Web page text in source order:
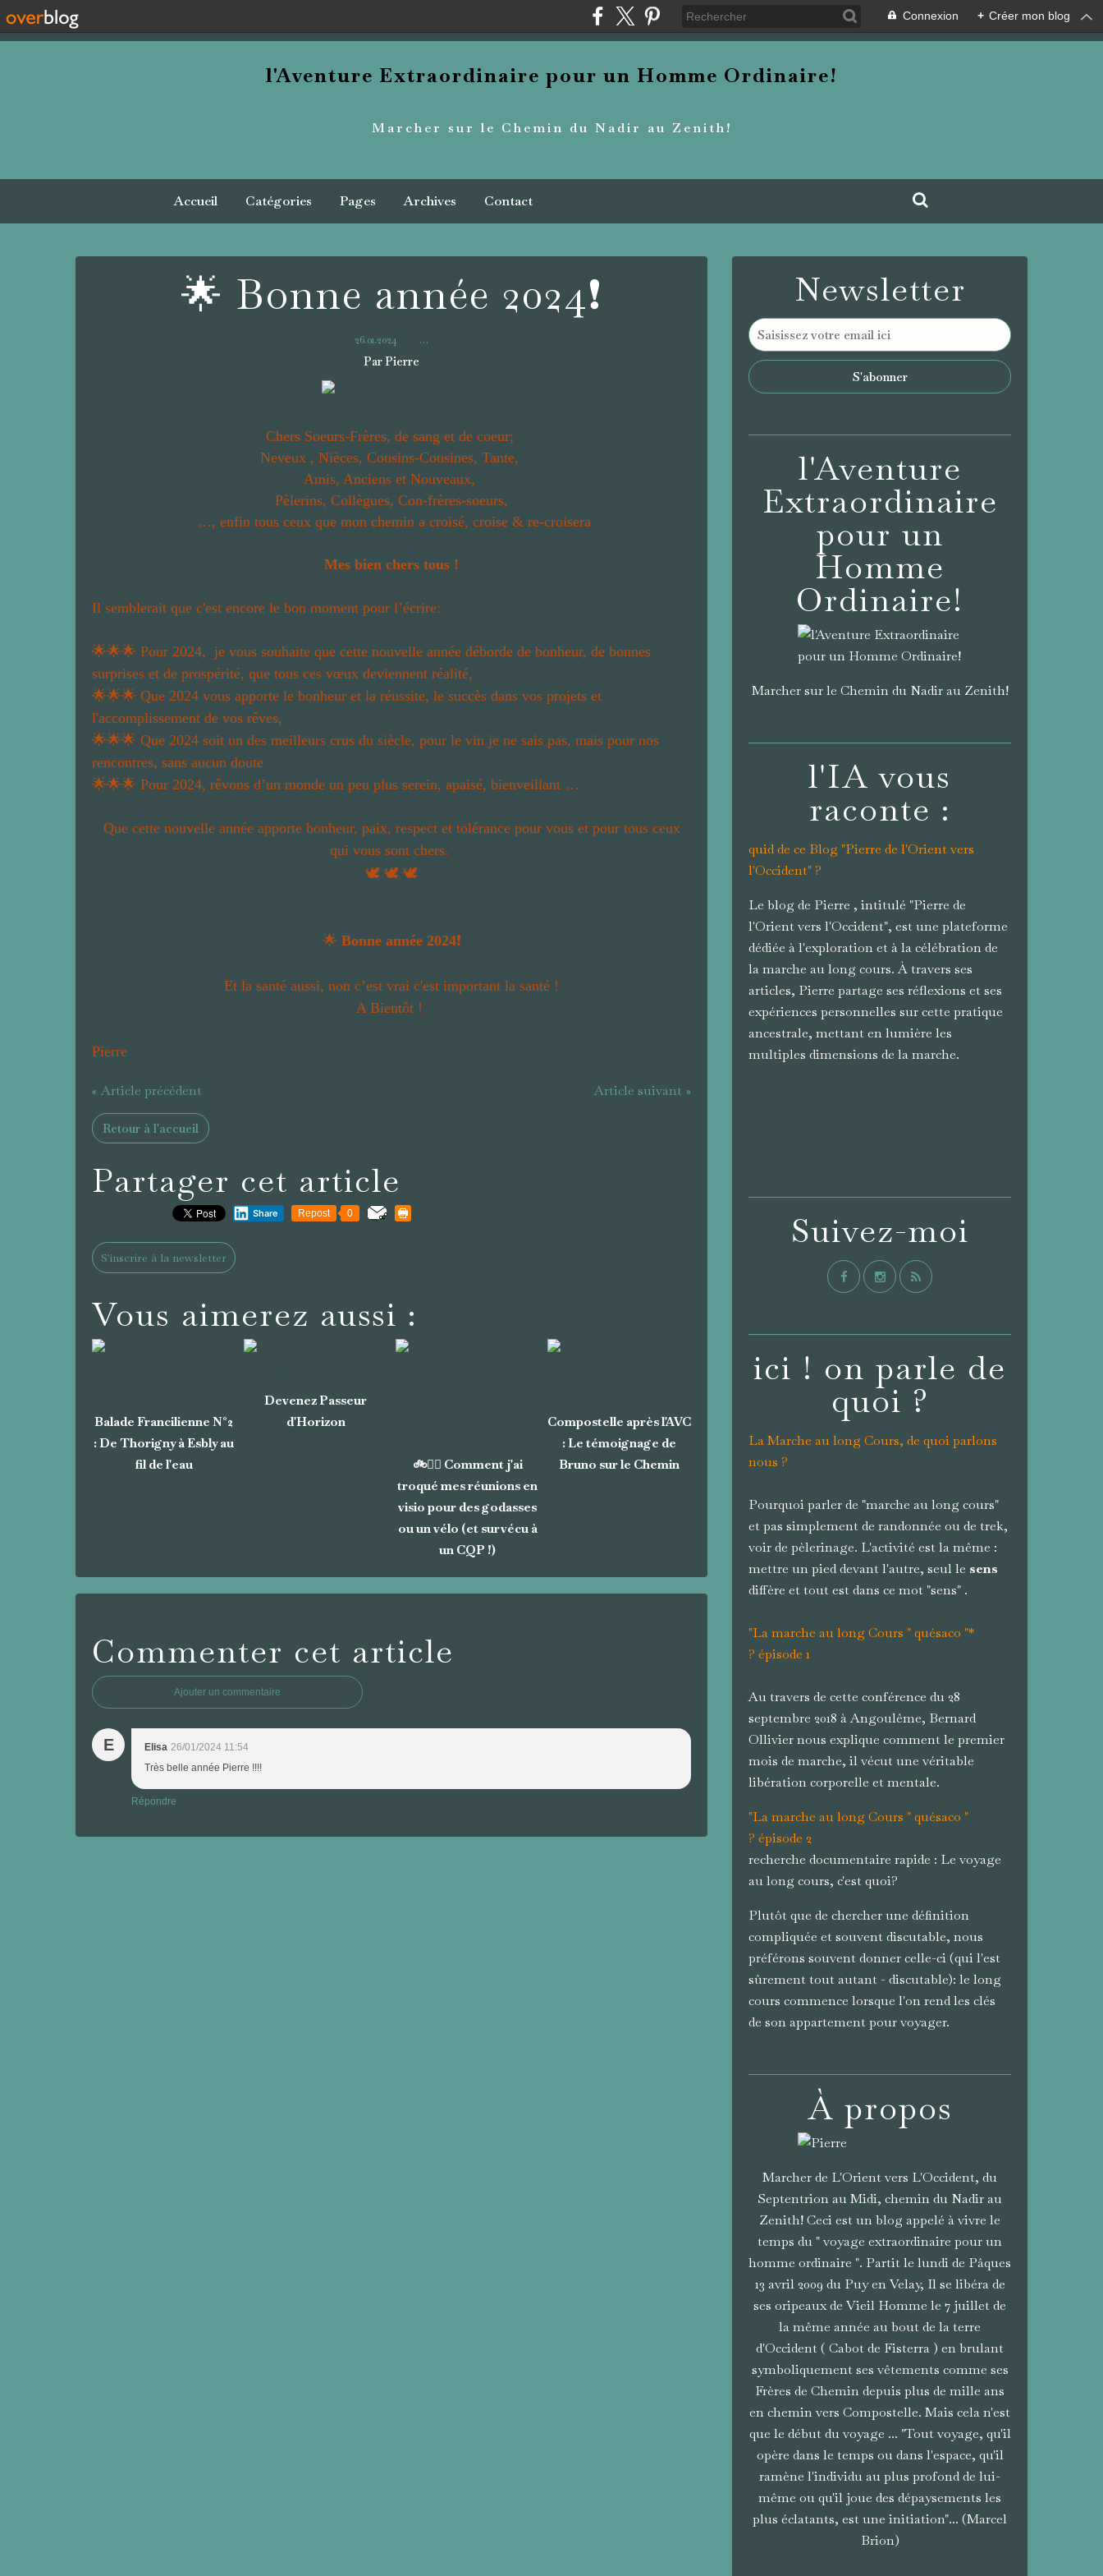
Connexion + Créer mon blog
l'Aventure Extraordinaire pour un Homme Ordinaire!
Marcher sur le Chemin du Nadir au Zenith!
Accueil Catégories Pages Archives Contact
🌟 Bonne année 2024❗️
26.01.2024 …
Par Pierre
Chers Soeurs-Frères, de sang et de coeur;
Neveux , Nièces, Cousins-Cousines, Tante,
Amis, Anciens et Nouveaux,
Pèlerins, Collègues, Con-frères-soeurs,
…, enfin tous ceux que mon chemin a croisé, croise & re-croisera
Mes bien chers tous !
Il semblerait que c'est encore le bon moment pour l’écrire:
🌟🌟🌟 Pour 2024, je vous souhaite que cette nouvelle année déborde de bonheur, de bonnes
surprises et de prospérité, que tous ces vœux deviennent réalité,
🌟🌟🌟 Que 2024 vous apporte le bonheur et la réussite, le succès dans vos projets et
l'accomplissement de vos rêves,
🌟🌟🌟 Que 2024 soit un des meilleurs crus du siècle, pour le vin je ne sais pas, mais pour nos
rencontres, sans aucun doute
🌟🌟🌟 Pour 2024, rêvons d’un monde un peu plus serein, apaisé, bienveillant …
Que cette nouvelle année apporte bonheur, paix, respect et tolérance pour vous et pour tous ceux
qui vous sont chers.
🕊️ 🕊️ 🕊️
🌟 Bonne année 2024❗️
Et la santé aussi, non c’est vrai c'est important la santé !
A Bientôt !
Pierre
« Article précédent Article suivant »
Retour à l'accueil
Partager cet article
Share Repost 0
S'inscrire à la newsletter
Vous aimerez aussi :
Balade Francilienne N°2
: De Thorigny à Esbly au
fil de l'eau
Devenez Passeur
d'Horizon
🚲🚶‍♂️ Comment j'ai
troqué mes réunions en
visio pour des godasses
ou un vélo (et survécu à
un CQP !)
Compostelle après l'AVC
: Le témoignage de
Bruno sur le Chemin
Commenter cet article
Ajouter un commentaire
E Elisa 26/01/2024 11:54
Très belle année Pierre !!!!
Répondre
Newsletter
l'Aventure
Extraordinaire
pour un
Homme
Ordinaire!
Marcher sur le Chemin du Nadir au Zenith!
Suivez-moi
À propos
Marcher de L'Orient vers L'Occident, du
Septentrion au Midi, chemin du Nadir au
Zenith! Ceci est un blog appelé à vivre le
temps du " voyage extraordinaire pour un
homme ordinaire ". Partit le lundi de Pâques
13 avril 2009 du Puy en Velay, Il se libéra de
ses oripeaux de Vieil Homme le 7 juillet de
la même année au bout de la terre
d'Occident ( Cabot de Fisterra ) en brulant
symboliquement ses vêtements comme ses
Frères de Chemin depuis plus de mille ans
en chemin vers Compostelle. Mais cela n'est
que le début du voyage ... "Tout voyage, qu'il
opère dans le temps ou dans l'espace, qu'il
ramène l'individu au plus profond de lui-
même ou qu'il joue des dépaysements les
plus éclatants, est une initiation"... (Marcel
Brion)
ici ! on parle de
quoi ?
La Marche au long Cours, de quoi parlons
nous ?
Pourquoi parler de "marche au long cours"
et pas simplement de randonnée ou de trek,
voir de pèlerinage. L'activité est la même :
mettre un pied devant l'autre, seul le sens
diffère et tout est dans ce mot "sens" .
"La marche au long Cours " quésaco "*
? épisode 1
Au travers de cette conférence du 28
septembre 2018 à Angoulême, Bernard
Ollivier nous explique comment le premier
mois de marche, il vécut une véritable
libération corporelle et mentale.
"La marche au long Cours " quésaco "
? épisode 2
recherche documentaire rapide : Le voyage
au long cours, c'est quoi?
Plutôt que de chercher une définition
compliquée et souvent discutable, nous
préférons souvent donner celle-ci (qui l'est
sûrement tout autant - discutable): le long
cours commence lorsque l'on rend les clés
de son appartement pour voyager.
l'IA vous
raconte :
quid de ce Blog "Pierre de l'Orient vers
l'Occident" ?
Le blog de Pierre , intitulé "Pierre de
l'Orient vers l'Occident", est une plateforme
dédiée à l'exploration et à la célébration de
la marche au long cours. À travers ses
articles, Pierre partage ses réflexions et ses
expériences personnelles sur cette pratique
ancestrale, mettant en lumière les
multiples dimensions de la marche.